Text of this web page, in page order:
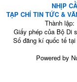
NHỊP
TẠP CHÍ TIN TỨC &
Thành lập:
Giấy phép của Bộ Di
Số đăng kí quốc tế
Powered by